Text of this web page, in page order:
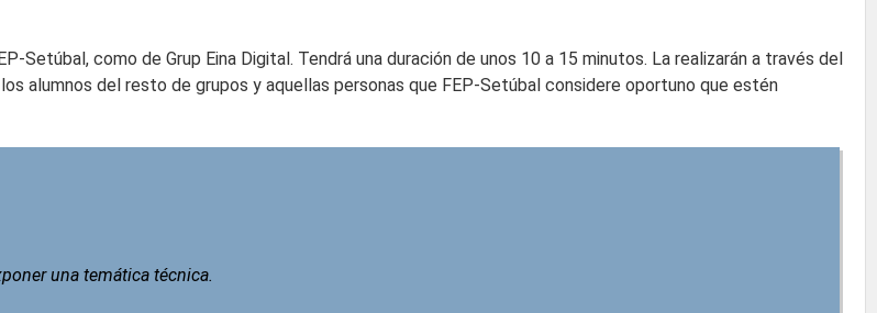
Setúbal, como de Grup Eina Digital. Tendrá una duración de unos 10 a 15 minutos. La realizarán a través del
alumnos del resto de grupos y aquellas personas que FEP-Setúbal considere oportuno que estén
una temática técnica.